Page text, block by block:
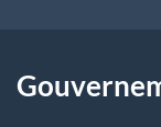
l